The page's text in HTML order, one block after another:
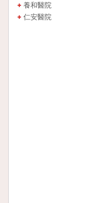
養和醫院
仁安醫院